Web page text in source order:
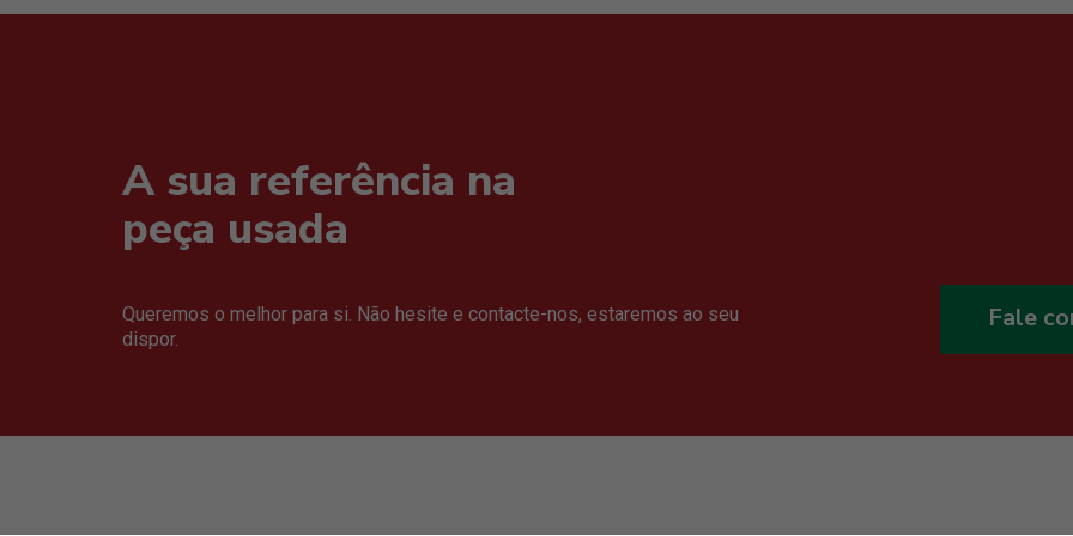
A sua referência na
peça usada
Queremos o melhor para si. Não hesite e contacte-nos, estaremos ao seu
dispor.
Fale